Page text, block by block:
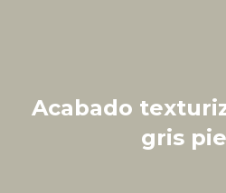
Acabado
gris